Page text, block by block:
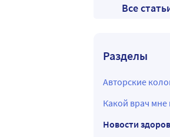
Все
Разделы
Авторские
Какой врач мне
Новости